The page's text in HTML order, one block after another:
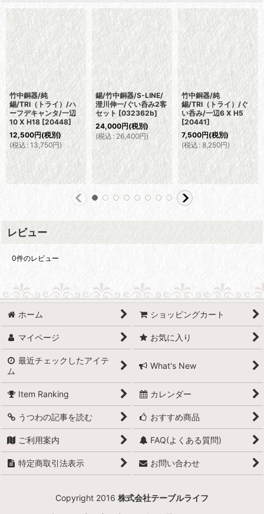
竹中銅器/純
錫/TRI（トライ）/ハ
ーフデキャンタ/一辺
10 X H18 [20448]
12,500円(税別)
(税込: 13,750円)
錫/竹中銅器/S-LINE/
澄川伸一/ぐい呑み2客
セット [032362b]
24,000円(税別)
(税込: 26,400円)
竹中銅器/純
錫/TRI（トライ）/ぐ
い呑み/一辺6 X H5
[20441]
7,500円(税別)
(税込: 8,250円)
レビュー
0件のレビュー
ホーム ショッピングカート
マイページ お気に入り
最近チェックしたアイテ
ム
What's New
Item Ranking カレンダー
うつわの記事を読む おすすめ商品
ご利用案内 FAQ(よくある質問)
特定商取引法表示 お問い合わせ
Copyright 2016 株式会社テーブルライフ